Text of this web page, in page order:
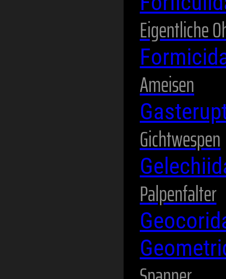
Eigentliche
Ameisen
Gichtwespen
Palpenfalter